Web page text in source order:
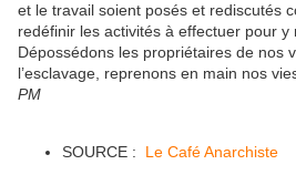
et le travail soient posés et rediscutés
redéfinir les activités à effectuer pour y
Dépossédons les propriétaires de nos
l’esclavage, reprenons en main nos
PM
SOURCE : Le Café Anarchiste